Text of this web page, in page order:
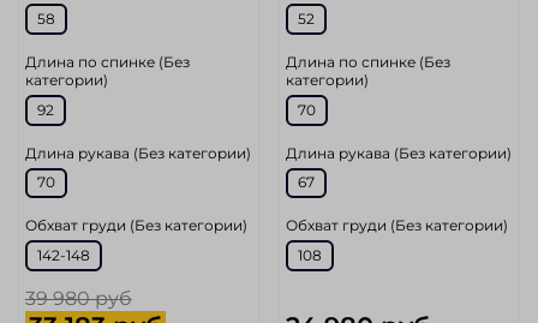
58
Длина по спинке (Без
категории)
92
Длина рукава (Без категории)
70
Обхват груди (Без категории)
142-148
39 980 руб
52
Длина по спинке (Без
категории)
70
Длина рукава (Без категории)
67
Обхват груди (Без категории)
108